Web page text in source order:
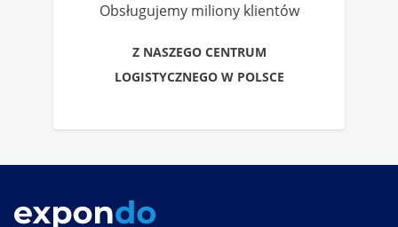
Obsługujemy miliony klientów
Z NASZEGO CENTRUM
LOGISTYCZNEGO W POLSCE